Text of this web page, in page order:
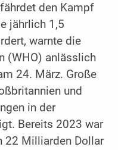
den Kampf
jährlich 1,5
warnte die
(WHO) anlässlich
24. März. Große
und
in der
Bereits 2023 war
22 Milliarden Dollar